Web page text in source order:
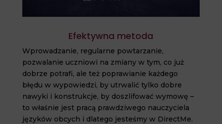
Efektywna metoda
Wprowadzanie, regularne powtarzanie,
pozwalanie uczniowi na zmiany w tym, co już
dobrze potrafi, ale też poprawianie każdego
błędu w wypowiedzi, by utrwalić tylko dobre
nawyki i konstrukcje, by doszlifować wymowę –
to właśnie jest pracą prawdziwego nauczyciela
języków obcych i dlatego jesteśmy w DirectMe.